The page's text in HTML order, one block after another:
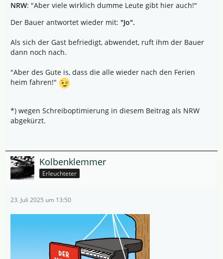
NRW: "Aber viele wirklich dumme Leute gibt hier auch!"
Der Bauer antwortet wieder mit: "Jo".
Als sich der Gast befriedigt, abwendet, ruft ihm der Bauer
dann noch nach.
"Aber des Gute is, dass die alle wieder nach den Ferien
heim fahren!"
*) wegen Schreiboptimierung in diesem Beitrag als NRW
abgekürzt.
Kolbenklemmer
Erleuchteter
23. Juli 2025 um 13:50